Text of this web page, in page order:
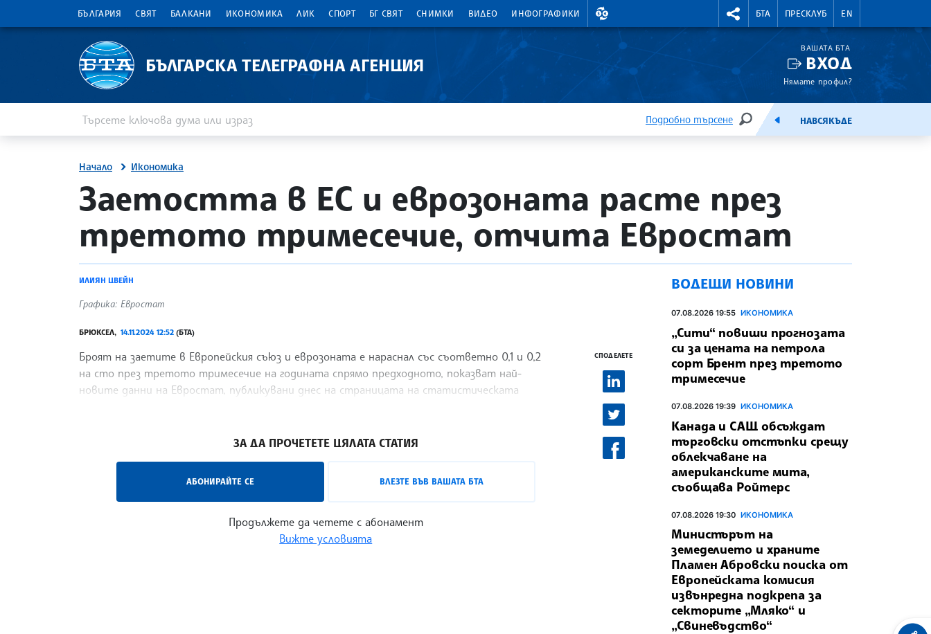
БЪЛГАРИЯ СВЯТ БАЛКАНИ ИКОНОМИКА ЛИК СПОРТ БГ СВЯТ СНИМКИ ВИДЕО ИНФОГРАФИКИ
ВАЛУТНИ КУРСОВЕ RIGHTMENU.SOCIAL
БТА ПРЕСКЛУБ EN
БЪЛГАРСКА ТЕЛЕГРАФНА АГЕНЦИЯ
ВАШАТА БТА
ВХОД
Нямате профил?
Подробно търсене
ТЪРСЕНЕЕМИСИЯНАВСЯКЪДЕ
Начало Икономика
site.bta
Заетостта в ЕС и еврозоната расте през
третото тримесечие, отчита Евростат
ИЛИЯН ЦВЕЙН
Графика: Евростат
БРЮКСЕЛ, 14.11.2024 12:52 (БТА)
Броят на заетите в Европейския съюз и еврозоната е нараснал със съответно 0,1 и 0,2
на сто през третото тримесечие на годината спрямо предходното, показват най-
новите данни на Евростат, публикувани днес на страницата на статистическата
ЗА ДА ПРОЧЕТЕТЕ ЦЯЛАТА СТАТИЯ
АБОНИРАЙТЕ СЕ ВЛЕЗТЕ ВЪВ ВАШАТА БТА
Продължете да четете с абонамент
Вижте условията
СПОДЕЛЕТЕ
ВОДЕЩИ НОВИНИ
07.08.2026 19:55 ИКОНОМИКА
„Сити“ повиши прогнозата
си за цената на петрола
сорт Брент през третото
тримесечие
07.08.2026 19:39 ИКОНОМИКА
Канада и САЩ обсъждат
търговски отстъпки срещу
облекчаване на
американските мита,
съобщава Ройтерс
07.08.2026 19:30 ИКОНОМИКА
Министърът на
земеделието и храните
Пламен Абровски поиска от
Европейската комисия
извънредна подкрепа за
секторите „Мляко“ и
„Свиневъдство“